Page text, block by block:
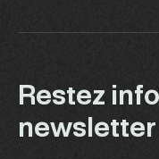
Restez
newsletter